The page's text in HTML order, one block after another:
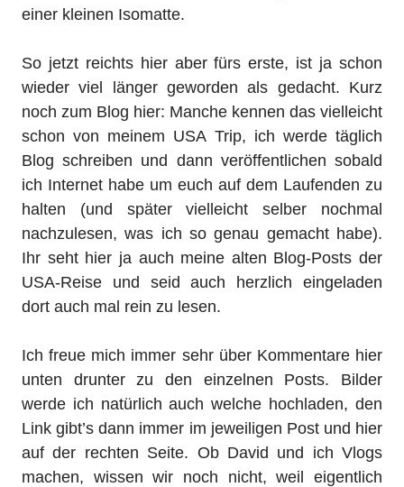
einer kleinen Isomatte.
So jetzt reichts hier aber fürs erste, ist ja schon
wieder viel länger geworden als gedacht. Kurz
noch zum Blog hier: Manche kennen das vielleicht
schon von meinem USA Trip, ich werde täglich
Blog schreiben und dann veröffentlichen sobald
ich Internet habe um euch auf dem Laufenden zu
halten (und später vielleicht selber nochmal
nachzulesen, was ich so genau gemacht habe).
Ihr seht hier ja auch meine alten Blog-Posts der
USA-Reise und seid auch herzlich eingeladen
dort auch mal rein zu lesen.
Ich freue mich immer sehr über Kommentare hier
unten drunter zu den einzelnen Posts. Bilder
werde ich natürlich auch welche hochladen, den
Link gibt’s dann immer im jeweiligen Post und hier
auf der rechten Seite. Ob David und ich Vlogs
machen, wissen wir noch nicht, weil eigentlich